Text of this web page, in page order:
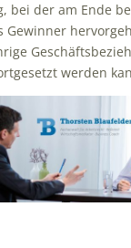
bei der am Ende
Gewinner
werden